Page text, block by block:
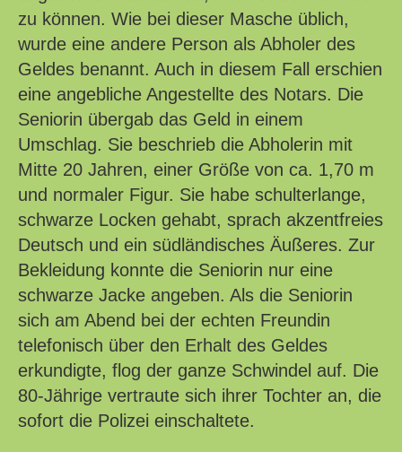
zu können. Wie bei dieser Masche üblich,
wurde eine andere Person als Abholer des
Geldes benannt. Auch in diesem Fall erschien
eine angebliche Angestellte des Notars. Die
Seniorin übergab das Geld in einem
Umschlag. Sie beschrieb die Abholerin mit
Mitte 20 Jahren, einer Größe von ca. 1,70 m
und normaler Figur. Sie habe schulterlange,
schwarze Locken gehabt, sprach akzentfreies
Deutsch und ein südländisches Äußeres. Zur
Bekleidung konnte die Seniorin nur eine
schwarze Jacke angeben. Als die Seniorin
sich am Abend bei der echten Freundin
telefonisch über den Erhalt des Geldes
erkundigte, flog der ganze Schwindel auf. Die
80-Jährige vertraute sich ihrer Tochter an, die
sofort die Polizei einschaltete.